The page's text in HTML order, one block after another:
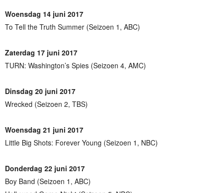
Woensdag 14 juni 2017
To Tell the Truth Summer (Seizoen 1, ABC)
Zaterdag 17 juni 2017
TURN: Washington’s Spies (Seizoen 4, AMC)
Dinsdag 20 juni 2017
Wrecked (Seizoen 2, TBS)
Woensdag 21 juni 2017
Little Big Shots: Forever Young (Seizoen 1, NBC)
Donderdag 22 juni 2017
Boy Band (Seizoen 1, ABC)